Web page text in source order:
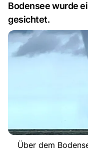
Bodensee wurde
gesichtet.
Über dem